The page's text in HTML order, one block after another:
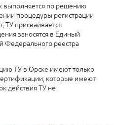
выполняется по решению
процедуры регистрации
ТУ присваивается
заносятся в Единый
Федерального реестра
ТУ в Орске имеют только
которые имеют
действия ТУ не